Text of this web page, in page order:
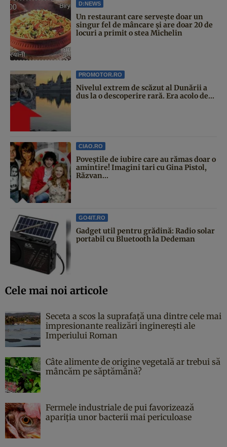
D:NEWS
Un restaurant care servește doar un
singur fel de mâncare și are doar 20 de
locuri a primit o stea Michelin
PROMOTOR.RO
Nivelul extrem de scăzut al Dunării a
dus la o descoperire rară. Era acolo de...
CIAO.RO
Poveştile de iubire care au rămas doar o
amintire! Imagini tari cu Gina Pistol,
Răzvan...
GO4IT.RO
Gadget util pentru grădină: Radio solar
portabil cu Bluetooth la Dedeman
Cele mai noi articole
Seceta a scos la suprafață una dintre cele mai
impresionante realizări inginerești ale
Imperiului Roman
Câte alimente de origine vegetală ar trebui să
mâncăm pe săptămână?
Fermele industriale de pui favorizează
apariția unor bacterii mai periculoase